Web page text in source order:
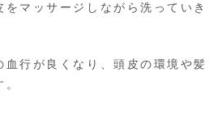
マッサージしながら洗っていき
血行が良くなり、頭皮の環境や髪